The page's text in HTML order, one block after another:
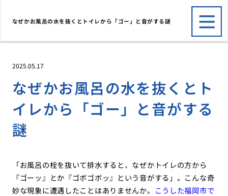
なぜかお風呂の水を抜くとトイレから「ゴー」と音がする謎
2025.05.17
なぜかお風呂の水を抜くとト
イレから「ゴー」と音がする
謎
「お風呂の栓を抜いて排水すると、なぜかトイレの方から
『ゴーッ』とか『ゴボゴボッ』という音がする」。こんな奇
妙な現象に遭遇したことはありませんか。 こうした福岡市で